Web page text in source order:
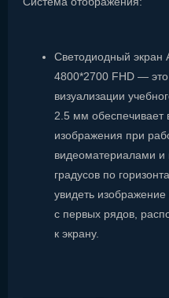
Светодиодный экран
4800*2700 FHD —
визуализации
2.5 мм обеспечивает
изображения при
видеоматериалами и
градусов по
увидеть изображение
с первых рядов,
к экрану.